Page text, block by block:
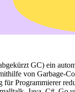
GC) ein
von Garbage-
Programmierer